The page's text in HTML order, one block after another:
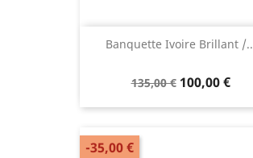
Banquette Ivoire Brillant /
135,00 € 100,00 €
-35,00 €